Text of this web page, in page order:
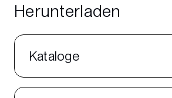
Herunterladen
Kataloge